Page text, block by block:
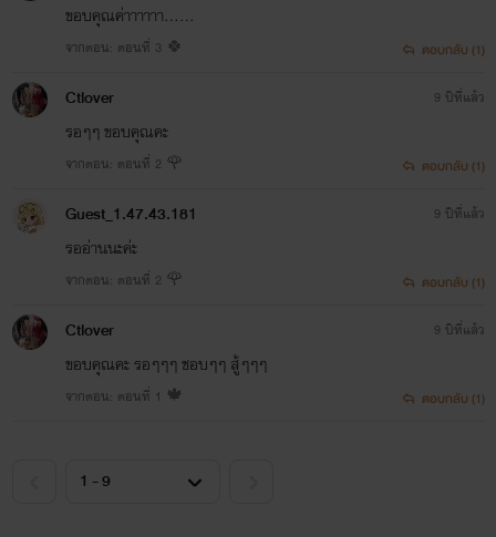
ขอบคุณค่าาาาาา......
จากตอน: ตอนที่ 3 🍀 ตอบกลับ (1)
Ctlover
รอๆๆ ขอบคุณคะ
จากตอน: ตอนที่ 2 🌹
9 ปีที่แล้ว
ตอบกลับ (1)
Guest_1.47.43.181
รออ่านนะค่ะ
จากตอน: ตอนที่ 2 🌹
9 ปีที่แล้ว
ตอบกลับ (1)
Ctlover
ขอบคุณคะ รอๆๆๆ ชอบๆๆ สู้ๆๆๆ
จากตอน: ตอนที่ 1 🍁
9 ปีที่แล้ว
ตอบกลับ (1)